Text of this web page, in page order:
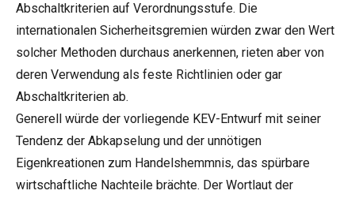
Abschaltkriterien auf Verordnungsstufe. Die
internationalen Sicherheitsgremien würden zwar den Wert
solcher Methoden durchaus anerkennen, rieten aber von
deren Verwendung als feste Richtlinien oder gar
Abschaltkriterien ab.
Generell würde der vorliegende KEV-Entwurf mit seiner
Tendenz der Abkapselung und der unnötigen
Eigenkreationen zum Handelshemmnis, das spürbare
wirtschaftliche Nachteile brächte. Der Wortlaut der